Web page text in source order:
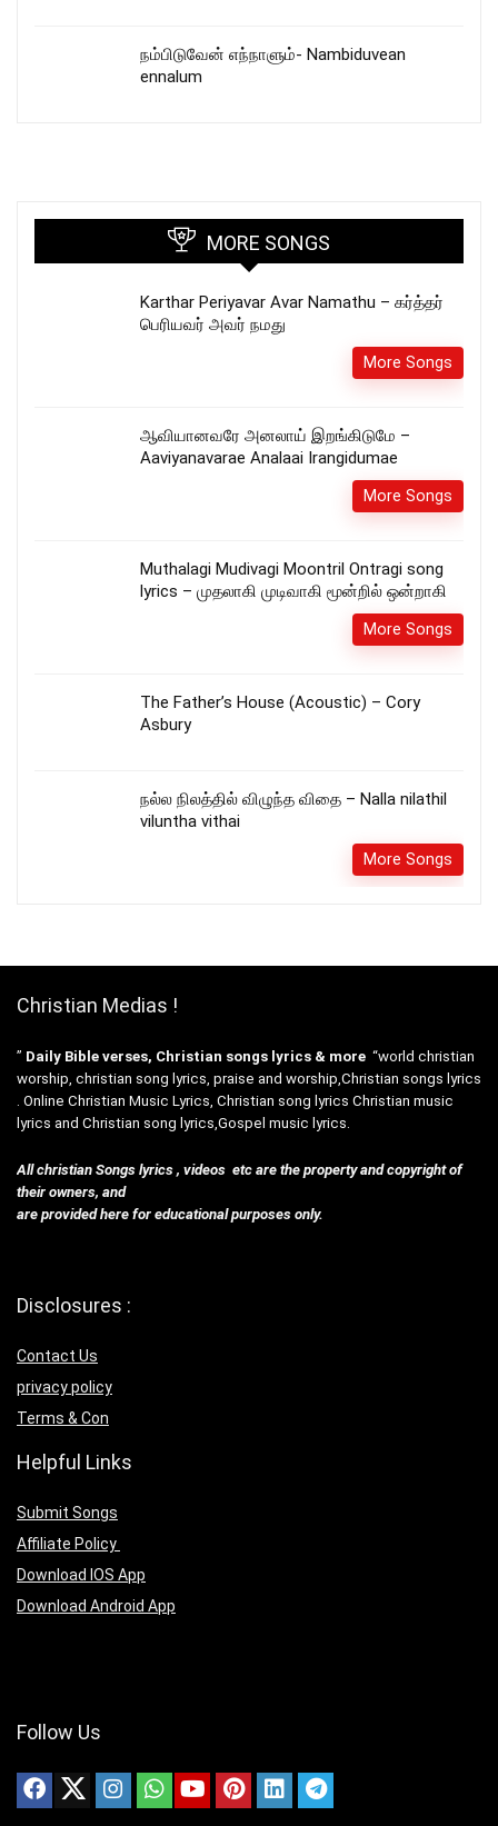
நம்பிடுவேன் எந்நாளும்- Nambiduvean
ennalum
MORE SONGS
Karthar Periyavar Avar Namathu – கர்த்தர்
பெரியவர் அவர் நமது
More Songs
ஆவியானவரே அனலாய் இறங்கிடுமே –
Aaviyanavarae Analaai Irangidumae
More Songs
Muthalagi Mudivagi Moontril Ontragi song
lyrics – முதலாகி முடிவாகி மூன்றில் ஒன்றாகி
More Songs
The Father’s House (Acoustic) – Cory
Asbury
நல்ல நிலத்தில் விழுந்த விதை – Nalla nilathil
viluntha vithai
More Songs
Christian Medias !
” Daily Bible verses, Christian songs lyrics & more “world christian
worship, christian song lyrics, praise and worship,Christian songs lyrics
. Online Christian Music Lyrics, Christian song lyrics Christian music
lyrics and Christian song lyrics,Gospel music lyrics.
All christian Songs lyrics , videos etc are the property and copyright of
their owners, and
are provided here for educational purposes only.
Disclosures :
Contact Us
privacy policy
Terms & Con
Helpful Links
Submit Songs
Affiliate Policy
Download IOS App
Download Android App
Follow Us